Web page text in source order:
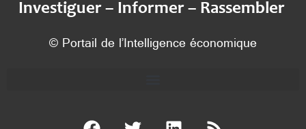
Investiguer – Informer – Rassembler
© Portail de l’Intelligence économique